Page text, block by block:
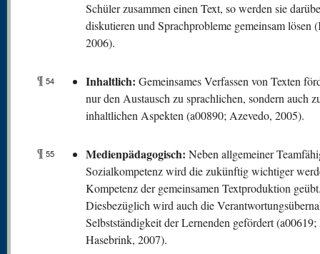
Schüler zusammen einen Text, so werden sie
diskutieren und Sprachprobleme gemeinsam lösen
2006).
¶ 54 Inhaltlich: Gemeinsames Verfassen von Texten
nur den Austausch zu sprachlichen, sondern auch
inhaltlichen Aspekten (a00890; Azevedo, 2005).
¶ 55 Medienpädagogisch: Neben allgemeiner
Sozialkompetenz wird die zukünftig wichtiger
Kompetenz der gemeinsamen Textproduktion
Diesbezüglich wird auch die
Selbstständigkeit der Lernenden gefördert (a00619;
Hasebrink, 2007).